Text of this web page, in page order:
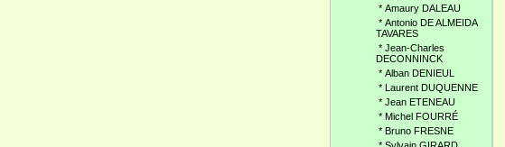
* Amaury DALEAU
* Antonio DE ALMEIDA
TAVARES
* Jean-Charles
DECONNINCK
* Alban DENIEUL
* Laurent DUQUENNE
* Jean ETENEAU
* Michel FOURRÉ
* Bruno FRESNE